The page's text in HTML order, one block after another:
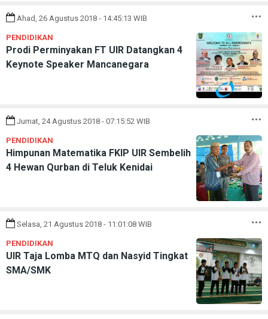
Ahad, 26 Agustus 2018 - 14:45:13 WIB
PENDIDIKAN
Prodi Perminyakan FT UIR Datangkan 4
Keynote Speaker Mancanegara
Jumat, 24 Agustus 2018 - 07:15:52 WIB
PENDIDIKAN
Himpunan Matematika FKIP UIR Sembelih
4 Hewan Qurban di Teluk Kenidai
Selasa, 21 Agustus 2018 - 11:01:08 WIB
PENDIDIKAN
UIR Taja Lomba MTQ dan Nasyid Tingkat
SMA/SMK